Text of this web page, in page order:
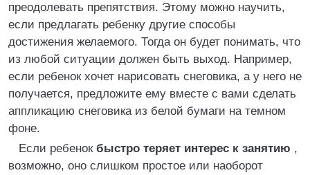
преодолевать препятствия. Этому можно научить,
если предлагать ребенку другие способы
достижения желаемого. Тогда он будет понимать, что
из любой ситуации должен быть выход. Например,
если ребенок хочет нарисовать снеговика, а у него не
получается, предложите ему вместе с вами сделать
аппликацию снеговика из белой бумаги на темном
фоне.
Если ребенок быстро теряет интерес к занятию ,
возможно, оно слишком простое или наоборот